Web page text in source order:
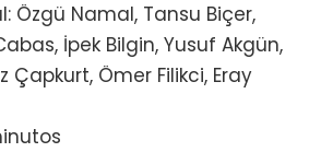
Özgü Namal, Tansu Biçer,
İpek Bilgin, Yusuf Akgün,
Çapkurt, Ömer Filikci, Eray